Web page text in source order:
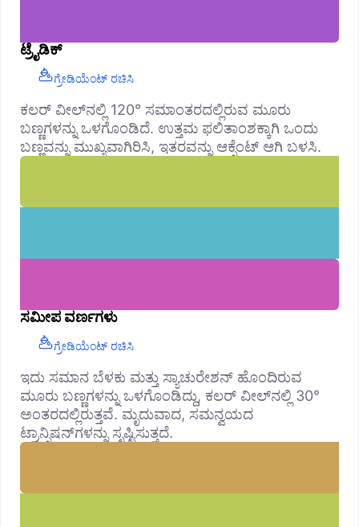
ಟ್ರೈಡಿಕ್
ಗ್ರೇಡಿಯೆಂಟ್ ರಚಿಸಿ
ಕಲರ್ ವೀಲ್‌ನಲ್ಲಿ 120° ಸಮಾಂತರದಲ್ಲಿರುವ ಮೂರು
ಬಣ್ಣಗಳನ್ನು ಒಳಗೊಂಡಿದೆ. ಉತ್ತಮ ಫಲಿತಾಂಶಕ್ಕಾಗಿ ಒಂದು
ಬಣ್ಣವನ್ನು ಮುಖ್ಯವಾಗಿರಿಸಿ, ಇತರವನ್ನು ಆಕ್ಸೆಂಟ್ ಆಗಿ ಬಳಸಿ.
ಸಮೀಪ ವರ್ಣಗಳು
ಗ್ರೇಡಿಯೆಂಟ್ ರಚಿಸಿ
ಇದು ಸಮಾನ ಬೆಳಕು ಮತ್ತು ಸ್ಯಾಚುರೇಶನ್ ಹೊಂದಿರುವ
ಮೂರು ಬಣ್ಣಗಳನ್ನು ಒಳಗೊಂಡಿದ್ದು, ಕಲರ್ ವೀಲ್‌ನಲ್ಲಿ 30°
ಅಂತರದಲ್ಲಿರುತ್ತವೆ. ಮೃದುವಾದ, ಸಮನ್ವಯದ
ಟ್ರಾನ್ಸಿಷನ್‌ಗಳನ್ನು ಸೃಷ್ಟಿಸುತ್ತದೆ.